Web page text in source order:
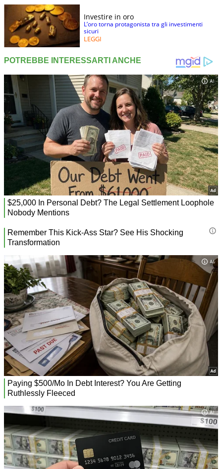
Investire in oro
L’oro torna protagonista tra gli investimenti
sicuri
LEGGI